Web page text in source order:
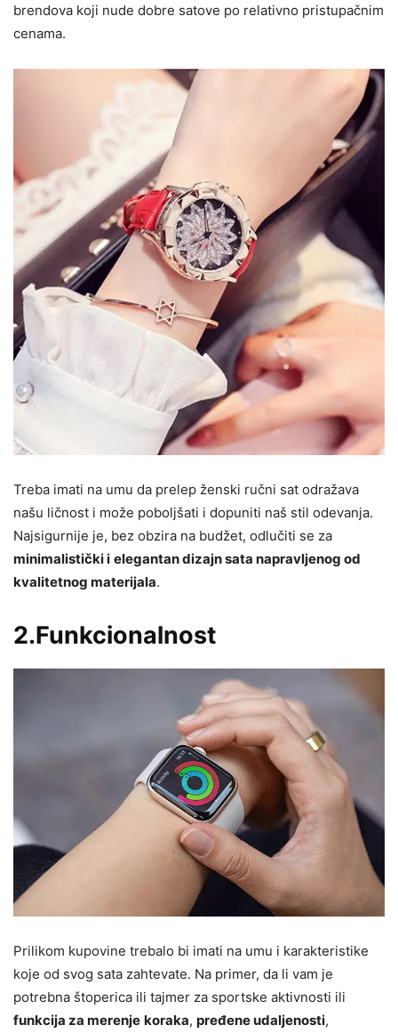
brendova koji nude dobre satove po relativno pristupačnim
cenama.
Treba imati na umu da prelep ženski ručni sat odražava
našu ličnost i može poboljšati i dopuniti naš stil odevanja.
Najsigurnije je, bez obzira na budžet, odlučiti se za
minimalistički i elegantan dizajn sata napravljenog od
kvalitetnog materijala.
2.Funkcionalnost
Prilikom kupovine trebalo bi imati na umu i karakteristike
koje od svog sata zahtevate. Na primer, da li vam je
potrebna štoperica ili tajmer za sportske aktivnosti ili
funkcija za merenje koraka, pređene udaljenosti,